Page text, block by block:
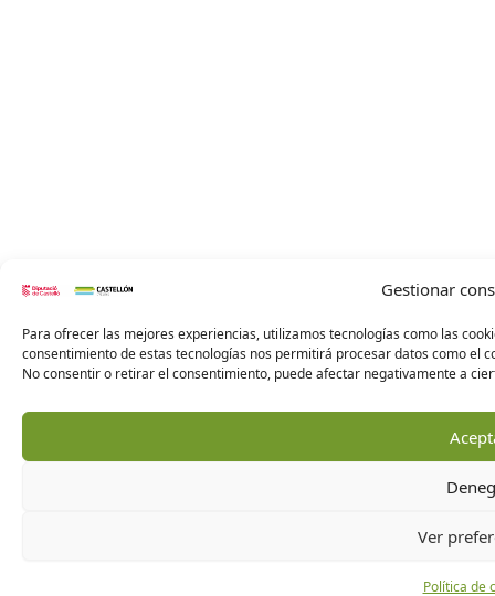
Gestionar
Para ofrecer las mejores experiencias, utilizamos tecnologías como las
consentimiento de estas tecnologías nos permitirá procesar datos como el
No consentir o retirar el consentimiento, puede afectar negativamente a
Ver
Política de